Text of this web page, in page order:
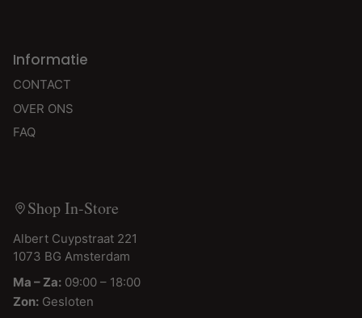
Informatie
CONTACT
OVER ONS
FAQ
Shop In-Store
Albert Cuypstraat 221
1073 BG Amsterdam
Ma – Za: 09:00 – 18:00
Zon: Gesloten